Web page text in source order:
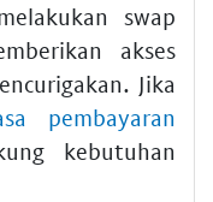
swap
akses
Jika
pembayaran
kebutuhan